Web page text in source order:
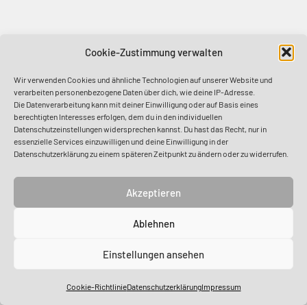
Cookie-Zustimmung verwalten
Wir verwenden Cookies und ähnliche Technologien auf unserer Website und
verarbeiten personenbezogene Daten über dich, wie deine IP-Adresse.
Die Datenverarbeitung kann mit deiner Einwilligung oder auf Basis eines
berechtigten Interesses erfolgen, dem du in den individuellen
Datenschutzeinstellungen widersprechen kannst. Du hast das Recht, nur in
essenzielle Services einzuwilligen und deine Einwilligung in der
Datenschutzerklärung zu einem späteren Zeitpunkt zu ändern oder zu widerrufen.
Akzeptieren
Ablehnen
Einstellungen ansehen
Cookie-RichtlinieDatenschutzerklärungImpressum